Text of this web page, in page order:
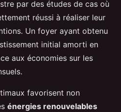
par des études de cas où
réussi à réaliser leur
Un foyer ayant obtenu
initial amorti en
aux économies sur les
favorisent non
énergies renouvelables